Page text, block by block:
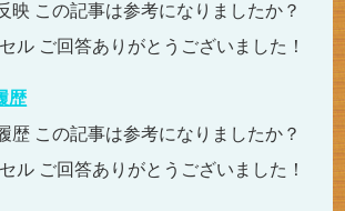
映 この記事は参考になりましたか？
ル ご回答ありがとうございました！
歴
歴 この記事は参考になりましたか？
ル ご回答ありがとうございました！